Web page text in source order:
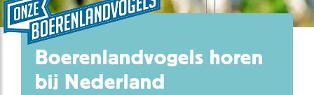
Boerenlandvogels horen
bij Nederland